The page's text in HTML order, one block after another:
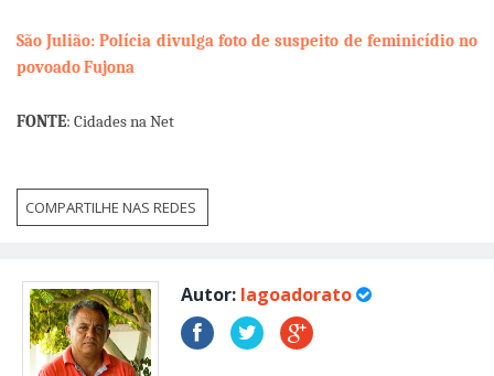
São Julião: Polícia divulga foto de suspeito de feminicídio no
povoado Fujona
FONTE: Cidades na Net
COMPARTILHE NAS REDES
Autor: lagoadorato